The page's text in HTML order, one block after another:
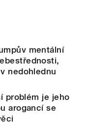
mentální
nedohlednu
problém je jeho
arogancí se